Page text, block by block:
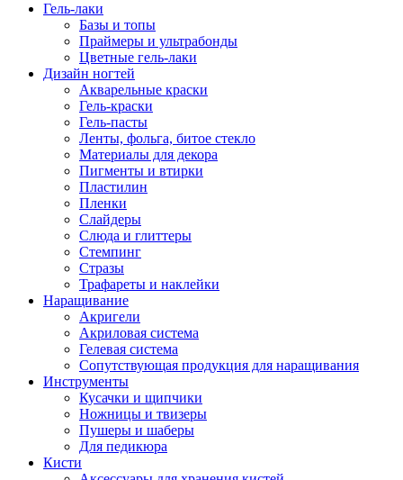
Гель-лаки
Базы и топы
Праймеры и ультрабонды
Цветные гель-лаки
Дизайн ногтей
Акварельные краски
Гель-краски
Гель-пасты
Ленты, фольга, битое стекло
Материалы для декора
Пигменты и втирки
Пластилин
Пленки
Слайдеры
Слюда и глиттеры
Стемпинг
Стразы
Трафареты и наклейки
Наращивание
Акригели
Акриловая система
Гелевая система
Сопутствующая продукция для наращивания
Инструменты
Кусачки и щипчики
Ножницы и твизеры
Пушеры и шаберы
Для педикюра
Кисти